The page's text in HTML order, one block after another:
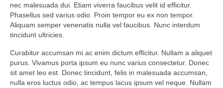
nec malesuada dui. Etiam viverra faucibus velit id efficitur.
Phasellus sed varius odio. Proin tempor eu ex non tempor.
Aliquam semper venenatis nulla vel faucibus. Nunc interdum
tincidunt ultricies.
Curabitur accumsan mi ac enim dictum efficitur. Nullam a aliquet
purus. Vivamus porta ipsum eu nunc varius consectetur. Donec
sit amet leo est. Donec tincidunt, felis in malesuada accumsan,
nulla eros luctus odio, ac tempus lacus ipsum vel neque. Nullam